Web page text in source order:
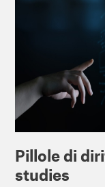
Pillole di
studies